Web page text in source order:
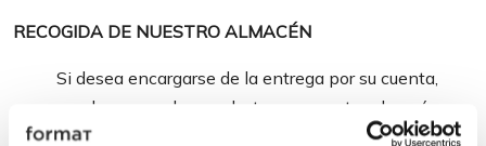
RECOGIDA DE NUESTRO ALMACÉN
Si desea encargarse de la entrega por su cuenta,
puede recoger los productos en nuestro almacén
italiano. Esto se discutirá caso por caso, antes de